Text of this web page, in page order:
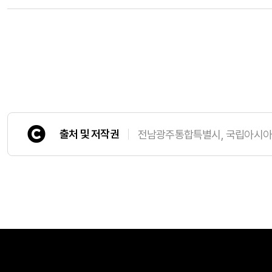
출처 및 저작권 전남광주통합특별시, 국립아시